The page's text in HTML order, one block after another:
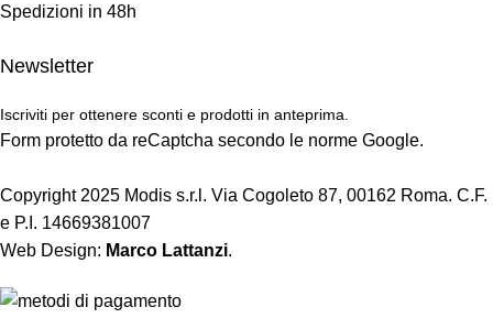
Spedizioni in 48h
Newsletter
Iscriviti per ottenere sconti e prodotti in anteprima.
Form protetto da reCaptcha secondo le norme Google.
Copyright 2025 Modis s.r.l. Via Cogoleto 87, 00162 Roma. C.F.
e P.I. 14669381007
Web Design: Marco Lattanzi.